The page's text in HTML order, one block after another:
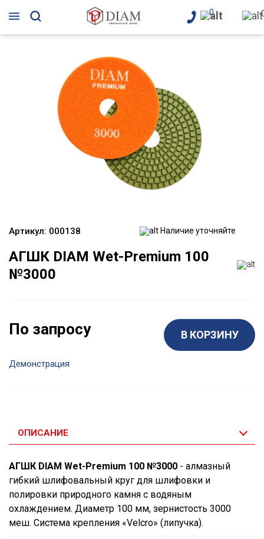
0
Артикул: 000138 Наличие уточняйте
АГШК DIAM Wet-Premium 100
№3000
По запросу В КОРЗИНУ
Демонстрация
ОПИСАНИЕ
АГШК DIAM Wet-Premium 100 №3000 - алмазный
гибкий шлифовальный круг для шлифовки и
полировки природного камня с водяным
охлаждением. Диаметр 100 мм, зернистость 3000
меш. Система крепления «Velcro» (липучка).